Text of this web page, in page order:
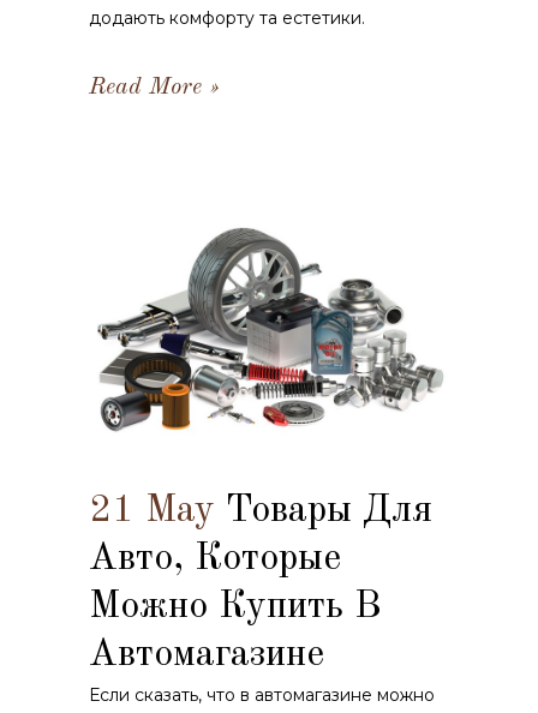
додають комфорту та естетики.
Read More
21 May Товары Для
Авто, Которые
Можно Купить В
Автомагазине
Если сказать, что в автомагазине можно